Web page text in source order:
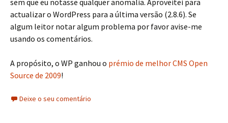
sem que eu notasse qualquer anomalia. Aproveitei para
actualizar o WordPress para a última versão (2.8.6). Se
algum leitor notar algum problema por favor avise-me
usando os comentários.
A propósito, o WP ganhou o prémio de melhor CMS Open
Source de 2009!
Deixe o seu comentário